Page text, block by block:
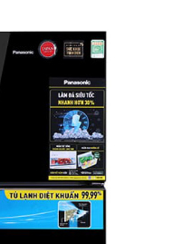
cảm nhận
lít NR-
xúc với model này
bóng. Khác với các
lại chiều sâu cho
hiện đại hơn.